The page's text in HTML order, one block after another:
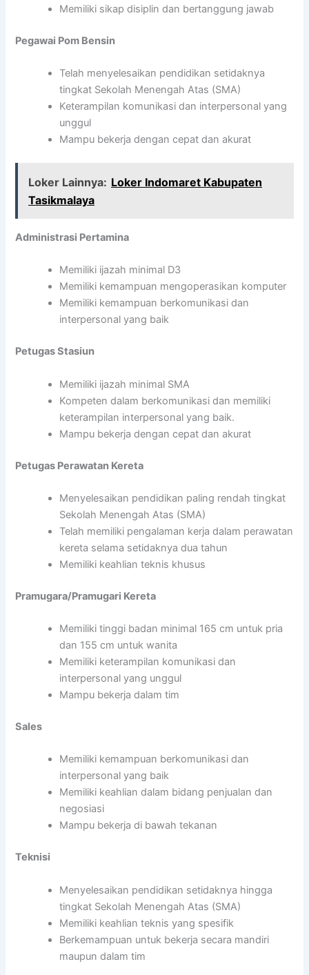
Memiliki sikap disiplin dan bertanggung jawab
Pegawai Pom Bensin
Telah menyelesaikan pendidikan setidaknya
tingkat Sekolah Menengah Atas (SMA)
Keterampilan komunikasi dan interpersonal yang
unggul
Mampu bekerja dengan cepat dan akurat
Loker Lainnya: Loker Indomaret Kabupaten
Tasikmalaya
Administrasi Pertamina
Memiliki ijazah minimal D3
Memiliki kemampuan mengoperasikan komputer
Memiliki kemampuan berkomunikasi dan
interpersonal yang baik
Petugas Stasiun
Memiliki ijazah minimal SMA
Kompeten dalam berkomunikasi dan memiliki
keterampilan interpersonal yang baik.
Mampu bekerja dengan cepat dan akurat
Petugas Perawatan Kereta
Menyelesaikan pendidikan paling rendah tingkat
Sekolah Menengah Atas (SMA)
Telah memiliki pengalaman kerja dalam perawatan
kereta selama setidaknya dua tahun
Memiliki keahlian teknis khusus
Pramugara/Pramugari Kereta
Memiliki tinggi badan minimal 165 cm untuk pria
dan 155 cm untuk wanita
Memiliki keterampilan komunikasi dan
interpersonal yang unggul
Mampu bekerja dalam tim
Sales
Memiliki kemampuan berkomunikasi dan
interpersonal yang baik
Memiliki keahlian dalam bidang penjualan dan
negosiasi
Mampu bekerja di bawah tekanan
Teknisi
Menyelesaikan pendidikan setidaknya hingga
tingkat Sekolah Menengah Atas (SMA)
Memiliki keahlian teknis yang spesifik
Berkemampuan untuk bekerja secara mandiri
maupun dalam tim